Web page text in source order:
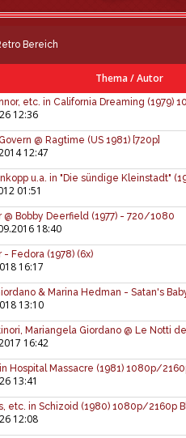
Bereich
Thema/Autor
etc. in California Dreaming (1979)
12:36
@ Ragtime (US 1981) [720p]
12:47
u.a. in "Die sündige Kleinstadt"
01:51
@ Bobby Deerfield (1977) - 720/1080
18:40
- Fedora (1978) (6x)
16:17
& Marina Hedman - Satan's
13:10
Mariangela Giordano @ Le Notti
16:42
Hospital Massacre (1981) 1080p/
13:41
etc. in Schizoid (1980) 1080p/2160p
12:08